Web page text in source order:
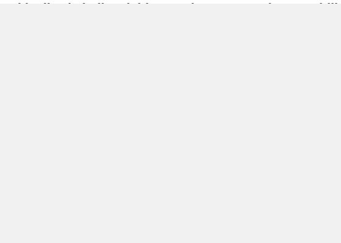
yıllarda istikrarlı bir toparlanma süreci